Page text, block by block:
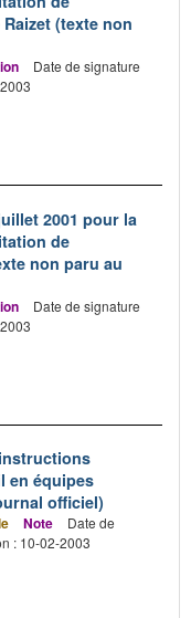
(texte non
Date de signature
2001 pour la
de
non paru au
Date de signature
en équipes
officiel)
Note
Date de
: 10-02-2003